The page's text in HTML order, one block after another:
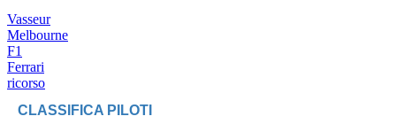
Vasseur
Melbourne
F1
Ferrari
ricorso